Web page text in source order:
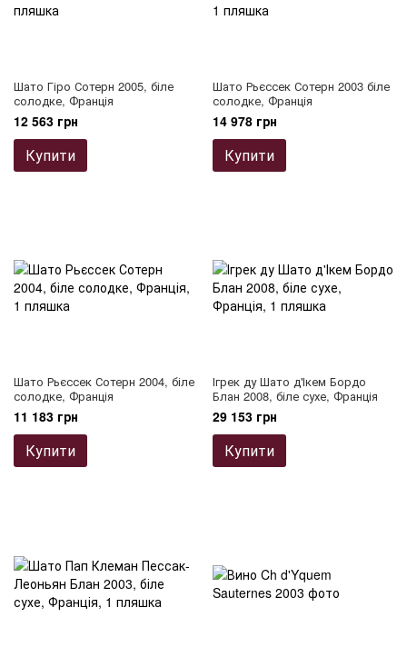
Шато Гіро Сотерн 2005, біле
солодке, Франція
12 563 грн
Купити
Шато Рьєссек Сотерн 2003 біле
солодке, Франція
14 978 грн
Купити
Шато Рьєссек Сотерн 2004, біле
солодке, Франція
11 183 грн
Купити
Ігрек ду Шато д'Ікем Бордо
Блан 2008, біле сухе, Франція
29 153 грн
Купити